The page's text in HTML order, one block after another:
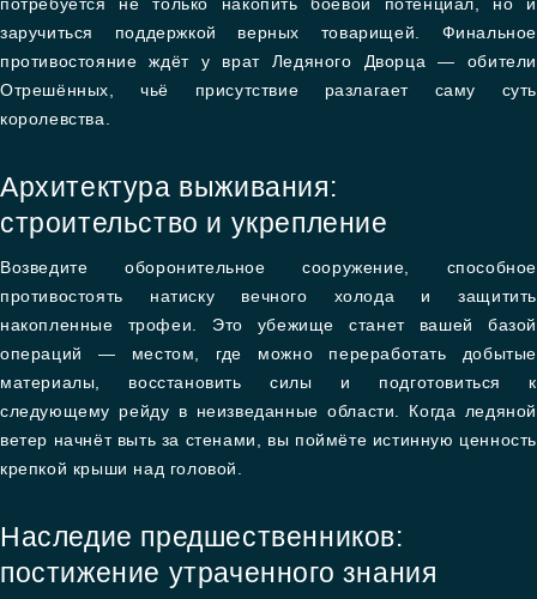
заручиться поддержкой верных товарищей. Финальное
противостояние ждёт у врат Ледяного Дворца — обители
Отрешённых, чьё присутствие разлагает саму суть
королевства.
Архитектура выживания:
строительство и укрепление
Возведите оборонительное сооружение, способное
противостоять натиску вечного холода и защитить
накопленные трофеи. Это убежище станет вашей базой
операций — местом, где можно переработать добытые
материалы, восстановить силы и подготовиться к
следующему рейду в неизведанные области. Когда ледяной
ветер начнёт выть за стенами, вы поймёте истинную ценность
крепкой крыши над головой.
Наследие предшественников:
постижение утраченного знания